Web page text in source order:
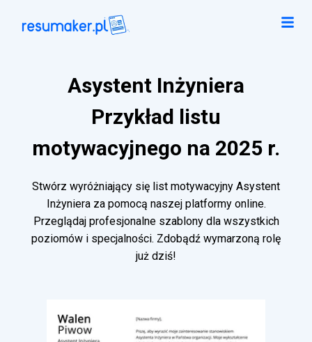
Asystent Inżyniera
Przykład listu
motywacyjnego na 2025 r.
Stwórz wyróżniający się list motywacyjny Asystent
Inżyniera za pomocą naszej platformy online.
Przeglądaj profesjonalne szablony dla wszystkich
poziomów i specjalności. Zdobądź wymarzoną rolę
już dziś!